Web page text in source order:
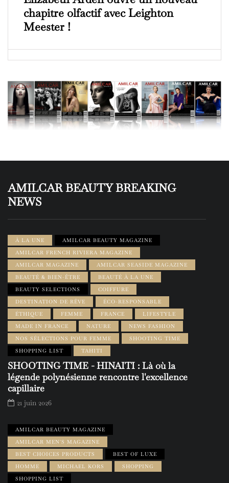
chapitre olfactif avec Leighton
Meester !
AMILCAR BEAUTY BREAKING
NEWS
À LA UNE
AMILCAR BEAUTY MAGAZINE
AMILCAR FRENCH RIVIERA MAGAZINE
AMILCAR MAGAZINE
AMILCAR SEASIDE MAGAZINE
BEAUTÉ & BIEN-ÊTRE
BEAUTÉ À LA UNE
BEAUTY SELECTIONS
COIFFURE
DESTINATION DE RÊVE
ÉCO-RESPONSABLE
ÉTHIQUE
FEMME FRANCE
LIFESTYLE
MADE IN FRANCE
NATURE
NEWS FASHION
NOS SÉLECTIONS POUR FEMME
SHOOTING TIME
SHOPPING LIST
TAHITI
SHOOTING TIME - HINAITI : Là où la
légende polynésienne rencontre l'excellence
capillaire
21 juin 2026
AMILCAR BEAUTY MAGAZINE
AMILCAR MEN'S MAGAZINE
BEST CHOICES PRODUCTS
BEST OF LUXE
HOMME
MICHAEL KORS
SHOPPING
SHOPPING LIST